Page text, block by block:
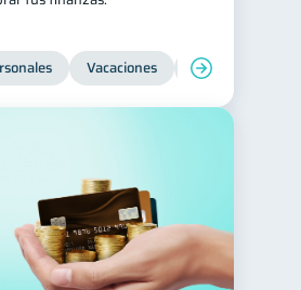
Vacaciones Organización